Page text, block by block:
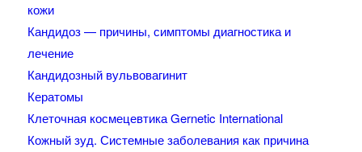
кожи
Кандидоз — причины, симптомы диагностика и
лечение
Кандидозный вульвовагинит
Кератомы
Клеточная космецевтика Gernetic International
Кожный зуд. Системные заболевания как причина